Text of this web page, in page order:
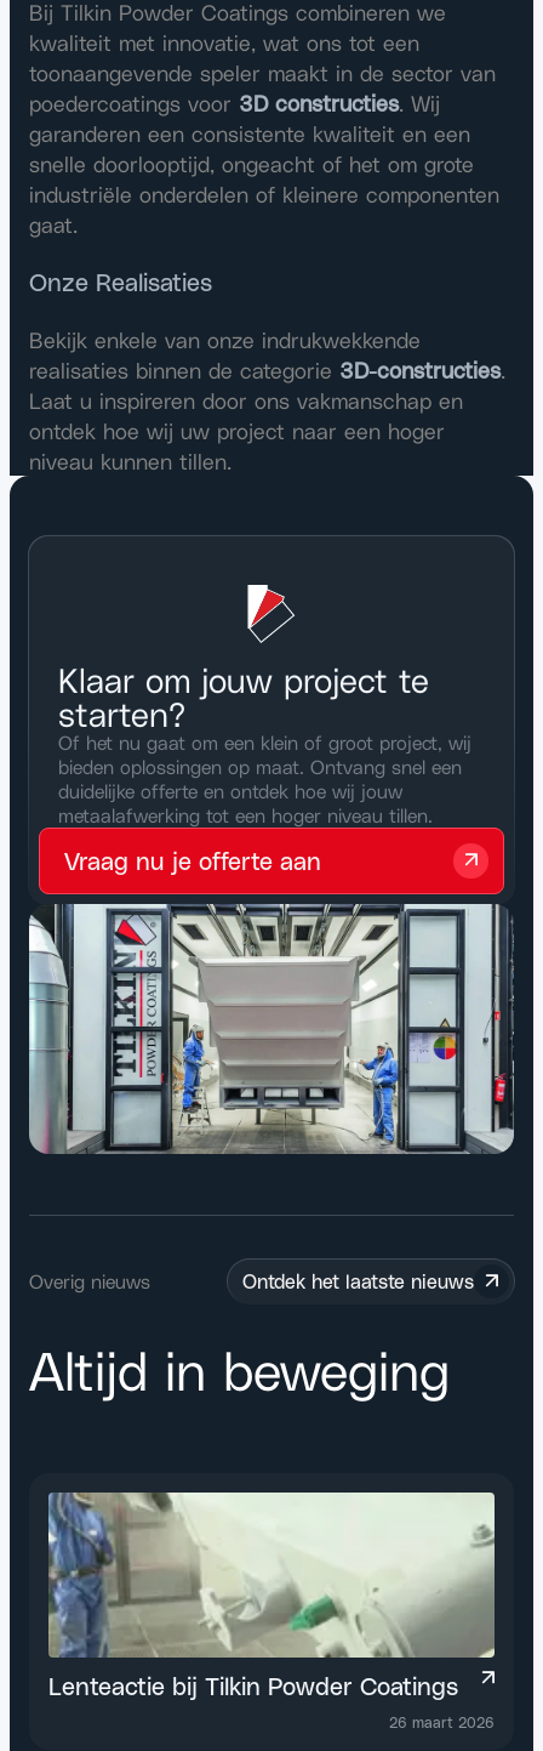
Bij Tilkin Powder Coatings combineren we
kwaliteit met innovatie, wat ons tot een
toonaangevende speler maakt in de sector van
poedercoatings voor 3D constructies. Wij
garanderen een consistente kwaliteit en een
snelle doorlooptijd, ongeacht of het om grote
industriële onderdelen of kleinere componenten
gaat.
Onze Realisaties
Bekijk enkele van onze indrukwekkende
realisaties binnen de categorie 3D-constructies.
Laat u inspireren door ons vakmanschap en
ontdek hoe wij uw project naar een hoger
niveau kunnen tillen.
Klaar om jouw project te
starten?
Of het nu gaat om een klein of groot project, wij
bieden oplossingen op maat. Ontvang snel een
duidelijke offerte en ontdek hoe wij jouw
metaalafwerking tot een hoger niveau tillen.
Vraag nu je offerte aan
Overig nieuws Ontdek het laatste nieuws
Altijd in beweging
Lenteactie bij Tilkin Powder Coatings
26 maart 2026